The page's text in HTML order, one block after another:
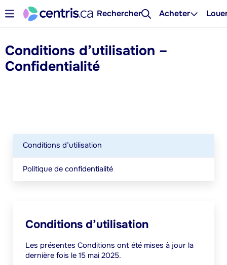
Rechercher Acheter
Conditions d’utilisation –
Confidentialité
Conditions d’utilisation
Politique de confidentialité
Conditions d’utilisation
Les présentes Conditions ont été mises à jour la
dernière fois le 15 mai 2025.